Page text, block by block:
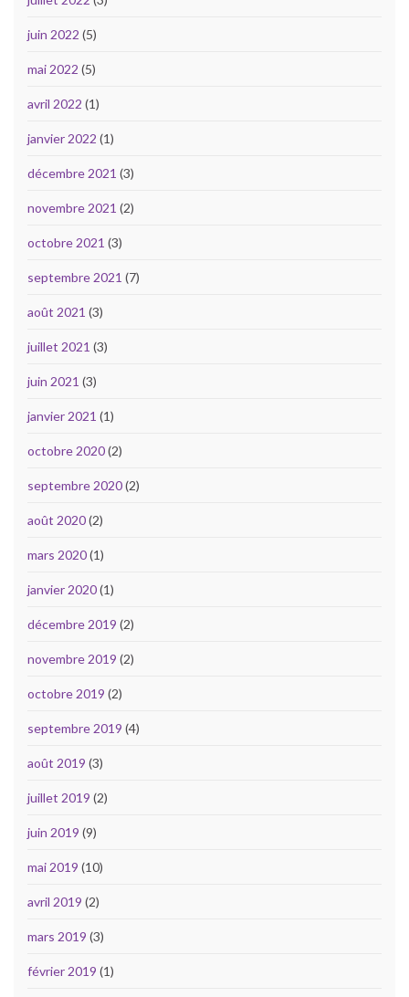
juin 2022 (5)
mai 2022 (5)
avril 2022 (1)
janvier 2022 (1)
décembre 2021 (3)
novembre 2021 (2)
octobre 2021 (3)
septembre 2021 (7)
août 2021 (3)
juillet 2021 (3)
juin 2021 (3)
janvier 2021 (1)
octobre 2020(2)
septembre 2020(2)
août 2020(2)
mars 2020(1)
janvier 2020(1)
décembre 2019 (2)
novembre 2019 (2)
octobre 2019 (2)
septembre 2019 (4)
août 2019 (3)
juillet 2019 (2)
juin 2019 (9)
mai 2019 (10)
avril 2019 (2)
mars 2019 (3)
février 2019 (1)